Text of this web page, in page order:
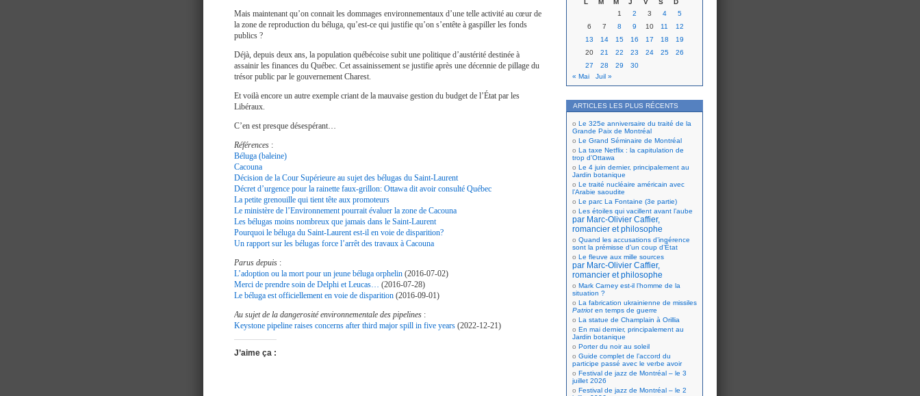
Mais maintenant qu’on connait les dommages environnementaux d’une telle activité au cœur de
la zone de reproduction du béluga, qu’est-ce qui justifie qu’on s’entête à gaspiller les fonds
publics ?
Déjà, depuis deux ans, la population québécoise subit une politique d’austérité destinée à
assainir les finances du Québec. Cet assainissement se justifie après une décennie de pillage du
trésor public par le gouvernement Charest.
Et voilà encore un autre exemple criant de la mauvaise gestion du budget de l’État par les
Libéraux.
C’en est presque désespérant…
Références :
Béluga (baleine)
Cacouna
Décision de la Cour Supérieure au sujet des bélugas du Saint-Laurent
Décret d’urgence pour la rainette faux-grillon: Ottawa dit avoir consulté Québec
La petite grenouille qui tient tête aux promoteurs
Le ministère de l’Environnement pourrait évaluer la zone de Cacouna
Les bélugas moins nombreux que jamais dans le Saint-Laurent
Pourquoi le béluga du Saint-Laurent est-il en voie de disparition?
Un rapport sur les bélugas force l’arrêt des travaux à Cacouna
Parus depuis :
L’adoption ou la mort pour un jeune béluga orphelin (2016-07-02)
Merci de prendre soin de Delphi et Leucas… (2016-07-28)
Le béluga est officiellement en voie de disparition (2016-09-01)
Au sujet de la dangerosité environnementale des pipelines :
Keystone pipeline raises concerns after third major spill in five years (2022-12-21)
J’aime ça :
L M M J V S
D
1
2 3 4
5
6
7 8 9 10 11
12
13
14 15 16 17 18
19
20
21 22 23 24 25
26
27
28 29
30
« Mai
Juil »
ARTICLES LES PLUS RÉCENTS
Le 325e anniversaire du traité de la
Grande Paix de Montréal
Le Grand Séminaire de Montréal
La taxe Netflix : la capitulation de
trop d’Ottawa
Le 4 juin dernier, principalement au
Jardin botanique
Le traité nucléaire américain avec
l’Arabie saoudite
Le parc La Fontaine (3e partie)
Les étoiles qui vacillent avant l’aube
par Marc-Olivier Caffier,
romancier et philosophe
Quand les accusations d’ingérence
sont la prémisse d’un coup d’État
Le fleuve aux mille sources
par Marc-Olivier Caffier,
romancier et philosophe
Mark Carney est-il l’homme de la
situation ?
La fabrication ukrainienne de missiles
Patriot en temps de guerre
La statue de Champlain à Orillia
En mai dernier, principalement au
Jardin botanique
Porter du noir au soleil
Guide complet de l’accord du
participe passé avec le verbe avoir
Festival de jazz de Montréal – le 3
juillet 2026
Festival de jazz de Montréal – le 2